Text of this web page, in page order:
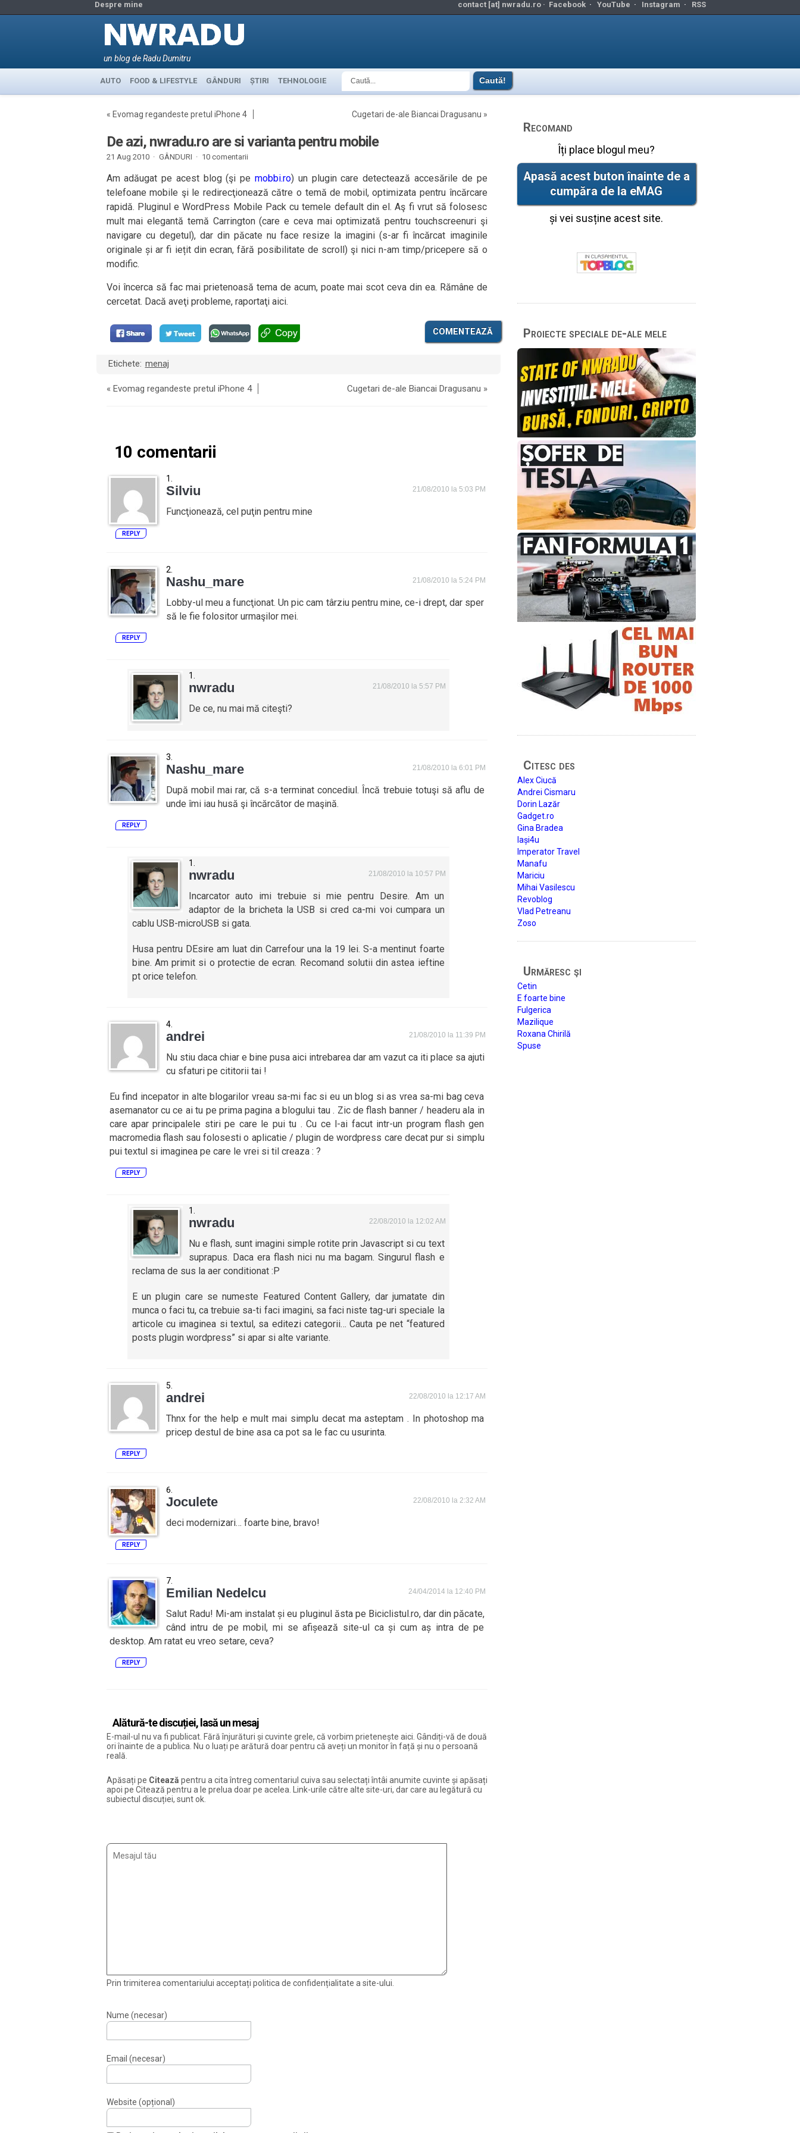
Despre mine contact [at] nwradu.ro · Facebook· YouTube · Instagram · RSS
un blog de Radu Dumitru
AUTO FOOD & LIFESTYLE GÂNDURI ȘTIRI TEHNOLOGIE
« Evomag regandeste pretul iPhone 4 Cugetari de-ale Biancai Dragusanu »
De azi, nwradu.ro are si varianta pentru mobile
21 Aug 2010 · GÂNDURI · 10 comentarii
Am adăugat pe acest blog (şi pe mobbi.ro) un plugin care detectează accesările de pe
telefoane mobile şi le redirecţionează către o temă de mobil, optimizata pentru încărcare
rapidă. Pluginul e WordPress Mobile Pack cu temele default din el. Aş fi vrut să folosesc
mult mai elegantă temă Carrington (care e ceva mai optimizată pentru touchscreenuri şi
navigare cu degetul), dar din păcate nu face resize la imagini (s-ar fi încărcat imaginile
originale și ar fi iețit din ecran, fără posibilitate de scroll) şi nici n-am timp/pricepere să o
modific.
Voi încerca să fac mai prietenoasă tema de acum, poate mai scot ceva din ea. Rămâne de
cercetat. Dacă aveţi probleme, raportaţi aici.
COMENTEAZĂ
Etichete: menaj
« Evomag regandeste pretul iPhone 4 Cugetari de-ale Biancai Dragusanu »
10 comentarii
Silviu 21/08/2010 la 5:03 PM
Funcţionează, cel puţin pentru mine
REPLY
Nashu_mare 21/08/2010 la 5:24 PM
Lobby-ul meu a funcţionat. Un pic cam târziu pentru mine, ce-i drept, dar sper
să le fie folositor urmaşilor mei.
REPLY
nwradu 21/08/2010 la 5:57 PM
De ce, nu mai mă citeşti?
Nashu_mare 21/08/2010 la 6:01 PM
După mobil mai rar, că s-a terminat concediul. Încă trebuie totuşi să aflu de
unde îmi iau husă şi încărcător de maşină.
REPLY
nwradu 21/08/2010 la 10:57 PM
Incarcator auto imi trebuie si mie pentru Desire. Am un
adaptor de la bricheta la USB si cred ca-mi voi cumpara un
cablu USB-microUSB si gata.
Husa pentru DEsire am luat din Carrefour una la 19 lei. S-a mentinut foarte
bine. Am primit si o protectie de ecran. Recomand solutii din astea ieftine
pt orice telefon.
andrei 21/08/2010 la 11:39 PM
Nu stiu daca chiar e bine pusa aici intrebarea dar am vazut ca iti place sa ajuti
cu sfaturi pe cititorii tai !
Eu find incepator in alte blogarilor vreau sa-mi fac si eu un blog si as vrea sa-mi bag ceva
asemanator cu ce ai tu pe prima pagina a blogului tau . Zic de flash banner / headeru ala in
care apar principalele stiri pe care le pui tu . Cu ce l-ai facut intr-un program flash gen
macromedia flash sau folosesti o aplicatie / plugin de wordpress care decat pur si simplu
pui textul si imaginea pe care le vrei si til creaza : ?
REPLY
nwradu 22/08/2010 la 12:02 AM
Nu e flash, sunt imagini simple rotite prin Javascript si cu text
suprapus. Daca era flash nici nu ma bagam. Singurul flash e
reclama de sus la aer conditionat :P
E un plugin care se numeste Featured Content Gallery, dar jumatate din
munca o faci tu, ca trebuie sa-ti faci imagini, sa faci niste tag-uri speciale la
articole cu imaginea si textul, sa editezi categorii… Cauta pe net “featured
posts plugin wordpress” si apar si alte variante.
andrei 22/08/2010 la 12:17 AM
Thnx for the help e mult mai simplu decat ma asteptam . In photoshop ma
pricep destul de bine asa ca pot sa le fac cu usurinta.
REPLY
Joculete 22/08/2010 la 2:32 AM
deci modernizari… foarte bine, bravo!
REPLY
Emilian Nedelcu 24/04/2014 la 12:40 PM
Salut Radu! Mi-am instalat și eu pluginul ăsta pe Biciclistul.ro, dar din păcate,
când intru de pe mobil, mi se afișează site-ul ca și cum aș intra de pe
desktop. Am ratat eu vreo setare, ceva?
REPLY
Alătură-te discuției, lasă un mesaj
E-mail-ul nu va fi publicat. Fără înjurături și cuvinte grele, că vorbim prietenește aici. Gândiți-vă de două
ori înainte de a publica. Nu o luați pe arătură doar pentru că aveți un monitor în față și nu o persoană
reală.
Apăsați pe Citează pentru a cita întreg comentariul cuiva sau selectați întâi anumite cuvinte și apăsați
apoi pe Citează pentru a le prelua doar pe acelea. Link-urile către alte site-uri, dar care au legătură cu
subiectul discuției, sunt ok.
Prin trimiterea comentariului acceptați politica de confidențialitate a site-ului.
Nume (necesar)
Email (necesar)
Website (opțional)
Recomand
Îți place blogul meu?
Apasă acest buton înainte de a
cumpăra de la eMAG
și vei susține acest site.
Proiecte speciale de-ale mele
Citesc des
Alex Ciucă
Andrei Cismaru
Dorin Lazăr
Gadget.ro
Gina Bradea
Iași4u
Imperator Travel
Manafu
Mariciu
Mihai Vasilescu
Revoblog
Vlad Petreanu
Zoso
Urmăresc şi
Cetin
E foarte bine
Fulgerica
Mazilique
Roxana Chirilă
Spuse